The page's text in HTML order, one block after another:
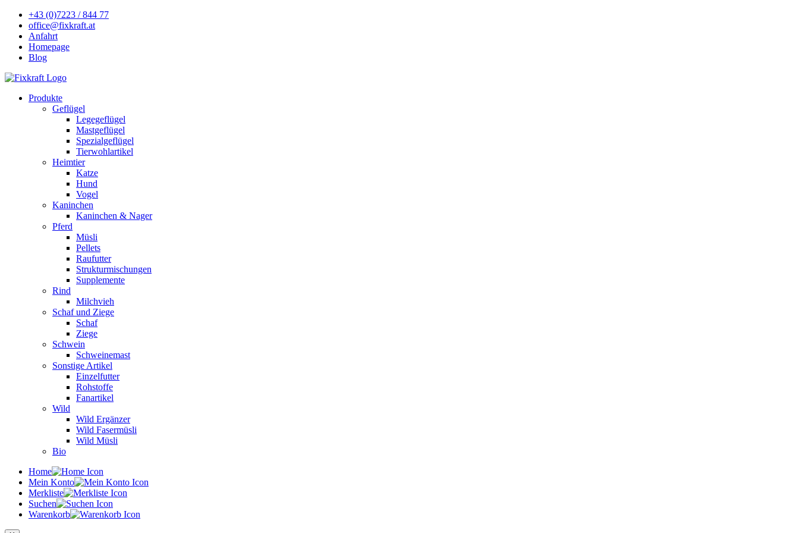
+43 (0)7223 / 844 77
office@fixkraft.at
Anfahrt
Homepage
Blog
Produkte
Geflügel
Legegeflügel
Mastgeflügel
Spezialgeflügel
Tierwohlartikel
Heimtier
Katze
Hund
Vogel
Kaninchen
Kaninchen & Nager
Pferd
Müsli
Pellets
Raufutter
Strukturmischungen
Supplemente
Rind
Milchvieh
Schaf und Ziege
Schaf
Ziege
Schwein
Schweinemast
Sonstige Artikel
Einzelfutter
Rohstoffe
Fanartikel
Wild
Wild Ergänzer
Wild Fasermüsli
Wild Müsli
Bio
Home
Mein Konto
Merkliste
Suchen
Warenkorb